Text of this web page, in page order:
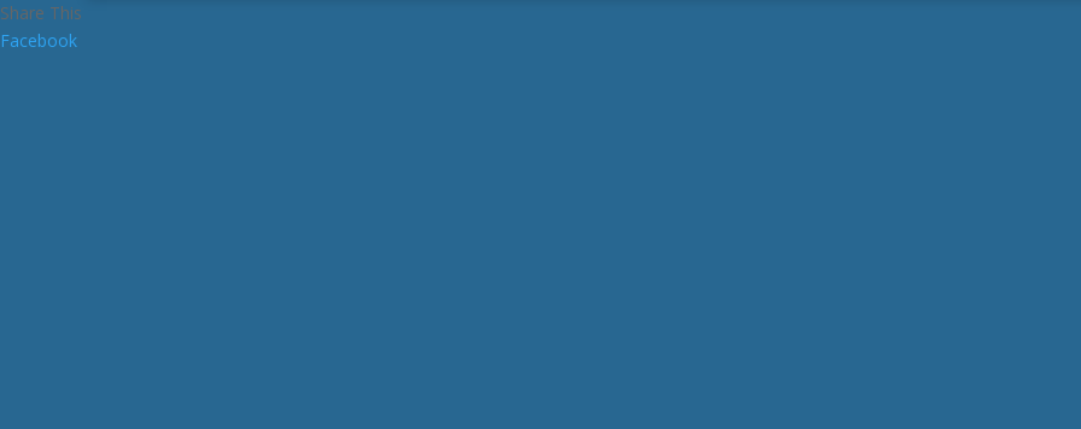
Share This
Facebook